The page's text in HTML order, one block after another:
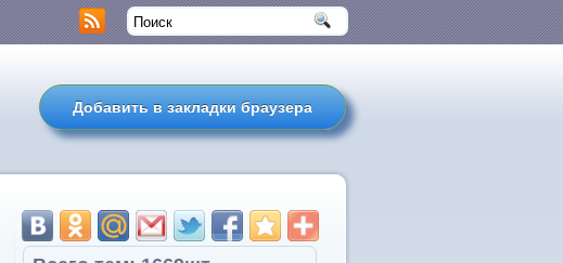
Добавить в закладки браузера